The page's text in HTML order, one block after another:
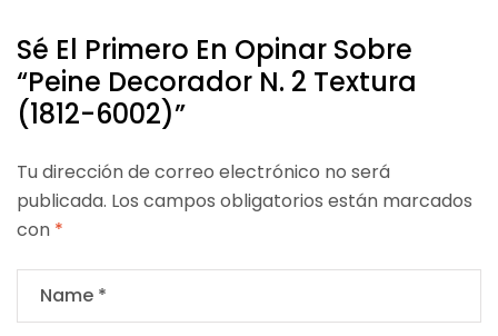
Sé El Primero En Opinar Sobre
“Peine Decorador N. 2 Textura
(1812-6002)”
Tu dirección de correo electrónico no será
publicada. Los campos obligatorios están marcados
con *